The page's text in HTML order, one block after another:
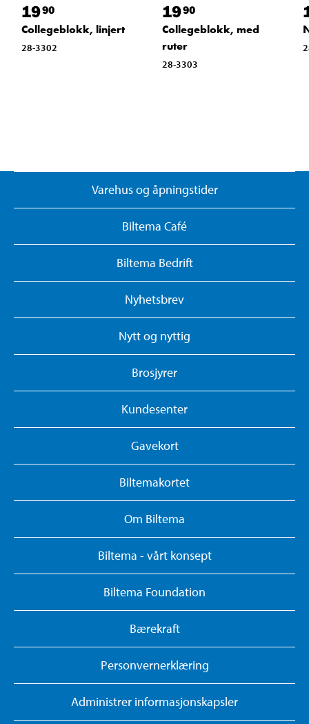
1990
Collegeblokk, linjert
28-3302
1990
Collegeblokk, med
ruter
28-3303
Varehus og åpningstider
Biltema Café
Biltema Bedrift
Nyhetsbrev
Nytt og nyttig
Brosjyrer
Kundesenter
Gavekort
Biltemakortet
Om Biltema
Biltema - vårt konsept
Biltema Foundation
Bærekraft
Personvernerklæring
Administrer informasjonskapsler